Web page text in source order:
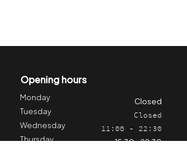
Opening hours
Monday
Tuesday
Wednesday
Thursday
Closed
Closed
11:00 - 22:30
15.30 - 22.30